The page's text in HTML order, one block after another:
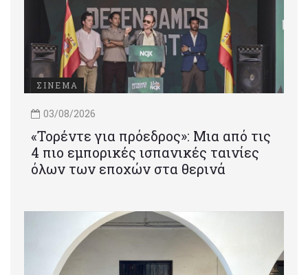
ΣΙΝΕΜΑ
03/08/2026
«Τορέντε για πρόεδρος»: Mια από τις
4 πιο εμπορικές ισπανικές ταινίες
όλων των εποχών στα θερινά